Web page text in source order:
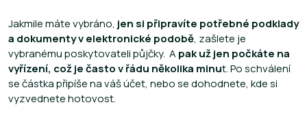
Jakmile máte vybráno, jen si připravíte potřebné podklady
a dokumenty v elektronické podobě, zašlete je
vybranému poskytovateli půjčky. A pak už jen počkáte na
vyřízení, což je často v řádu několika minut. Po schválení
se částka připíše na váš účet, nebo se dohodnete, kde si
vyzvednete hotovost.